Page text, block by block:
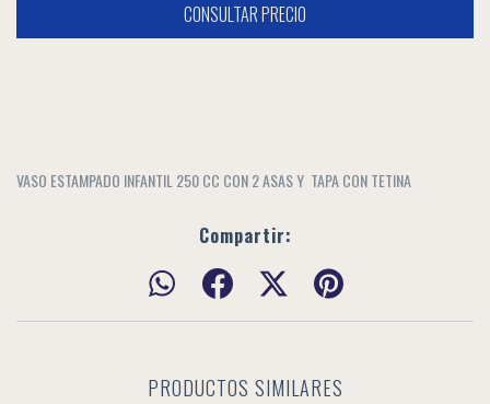
VASO ESTAMPADO INFANTIL 250 CC CON 2 ASAS Y TAPA CON TETINA
Compartir:
PRODUCTOS SIMILARES